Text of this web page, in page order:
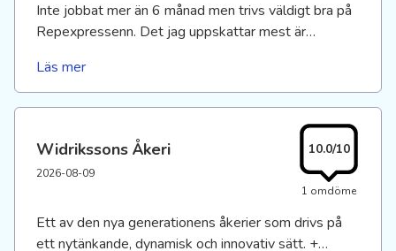
Inte jobbat mer än 6 månad men trivs väldigt bra på
Repexpressenn. Det jag uppskattar mest är
är den öppna dialogen och stöttning när man känner
sig osäker eller har många frågor Det är högt till tak
Läs mer
Widrikssons Åkeri
2026-08-09
10.0/10
1 omdöme
Ett av den nya generationens åkerier som drivs på
ett nytänkande, dynamisk och innovativ sätt. +